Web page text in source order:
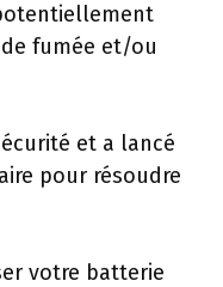
fumée et/ou
et a lancé
pour résoudre
votre batterie